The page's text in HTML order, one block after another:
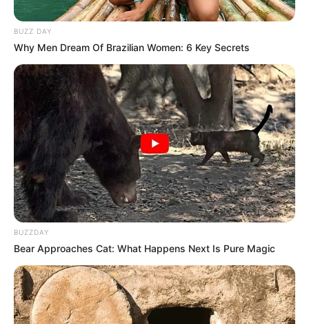
Walking On Thin Ice Tempest
My Troublesome Star Aema
1 ULASAN
Santo
4 Desember 2022 at 19:15
BUZZ DAY
Why Men Dream Of Brazilian Women: 6 Key Secrets
BUZZDAY
Bear Approaches Cat: What Happens Next Is Pure Magic